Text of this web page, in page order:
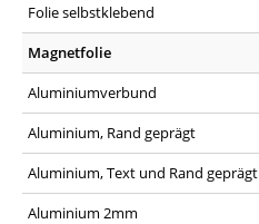
Folie selbstklebend
Magnetfolie
Aluminiumverbund
Aluminium, Rand geprägt
Aluminium, Text und Rand geprägt
Aluminium 2mm